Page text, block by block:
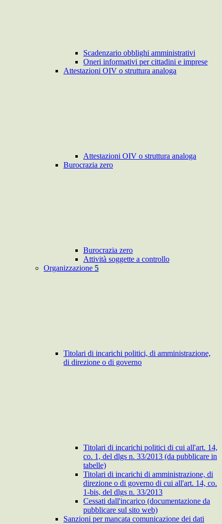
Scadenzario obblighi amministrativi
Oneri informativi per cittadini e imprese
Attestazioni OIV o struttura analoga
Attestazioni OIV o struttura analoga
Burocrazia zero
Burocrazia zero
Attività soggette a controllo
Organizzazione 5
Titolari di incarichi politici, di amministrazione,
di direzione o di governo
Titolari di incarichi politici di cui all'art. 14,
co. 1, del dlgs n. 33/2013 (da pubblicare in
tabelle)
Titolari di incarichi di amministrazione, di
direzione o di governo di cui all'art. 14, co.
1-bis, del dlgs n. 33/2013
Cessati dall'incarico (documentazione da
pubblicare sul sito web)
Sanzioni per mancata comunicazione dei dati